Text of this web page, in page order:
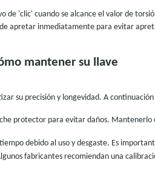
'clic' cuando se alcance el valor de
apretar inmediatamente para evitar
mantener su llave
su precisión y longevidad. A
protector para evitar daños.
debido al uso y desgaste. Es
fabricantes recomiendan una